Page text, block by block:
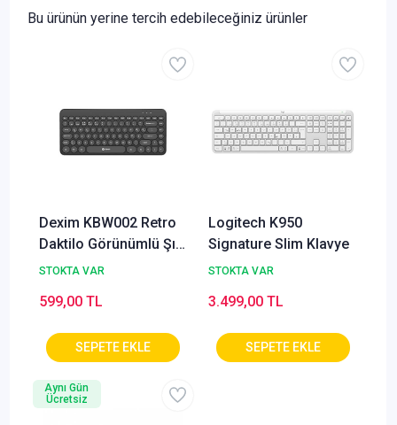
Bu ürünün yerine tercih edebileceğiniz ürünler
Dexim KBW002 Retro
Daktilo Görünümlü Şık
ve Kullanışlı Pilli
Klavye
STOKTA VAR
599,00 TL
Logitech K950
Signature Slim Klavye
STOKTA VAR
3.499,00 TL
Aynı Gün
Ücretsiz